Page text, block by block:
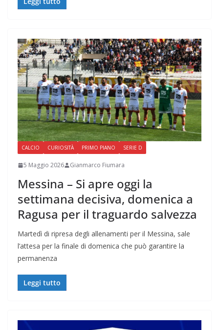
CALCIO CURIOSITÀ PRIMO PIANO SERIE D
5 Maggio 2026 Gianmarco Fiumara
Messina – Si apre oggi la
settimana decisiva, domenica a
Ragusa per il traguardo salvezza
Martedì di ripresa degli allenamenti per il Messina, sale
l’attesa per la finale di domenica che può garantire la
permanenza
Leggi tutto